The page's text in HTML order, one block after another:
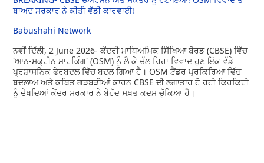
ਬਾਅਦ ਸਰਕਾਰ ਨੇ ਕੀਤੀ ਵੱਡੀ ਕਾਰਵਾਈ!
Babushahi Network
ਨਵੀਂ ਦਿੱਲੀ, 2 June 2026- ਕੇਂਦਰੀ ਮਾਧਿਅਮਿਕ ਸਿੱਖਿਆ ਬੋਰਡ (CBSE) ਵਿੱਚ
'ਆਨ-ਸਕ੍ਰੀਨ ਮਾਰਕਿੰਗ' (OSM) ਨੂੰ ਲੈ ਕੇ ਚੱਲ ਰਿਹਾ ਵਿਵਾਦ ਹੁਣ ਇੱਕ ਵੱਡੇ
ਪ੍ਰਸ਼ਾਸਨਿਕ ਫੇਰਬਦਲ ਵਿੱਚ ਬਦਲ ਗਿਆ ਹੈ। OSM ਟੈਂਡਰ ਪ੍ਰਕਿਰਿਆ ਵਿੱਚ
ਬਦਲਾਅ ਅਤੇ ਕਥਿਤ ਗੜਬੜੀਆਂ ਕਾਰਨ CBSE ਦੀ ਲਗਾਤਾਰ ਹੋ ਰਹੀ ਕਿਰਕਿਰੀ
ਨੂੰ ਦੇਖਦਿਆਂ ਕੇਂਦਰ ਸਰਕਾਰ ਨੇ ਬੇਹੱਦ ਸਖ਼ਤ ਕਦਮ ਚੁੱਕਿਆ ਹੈ।